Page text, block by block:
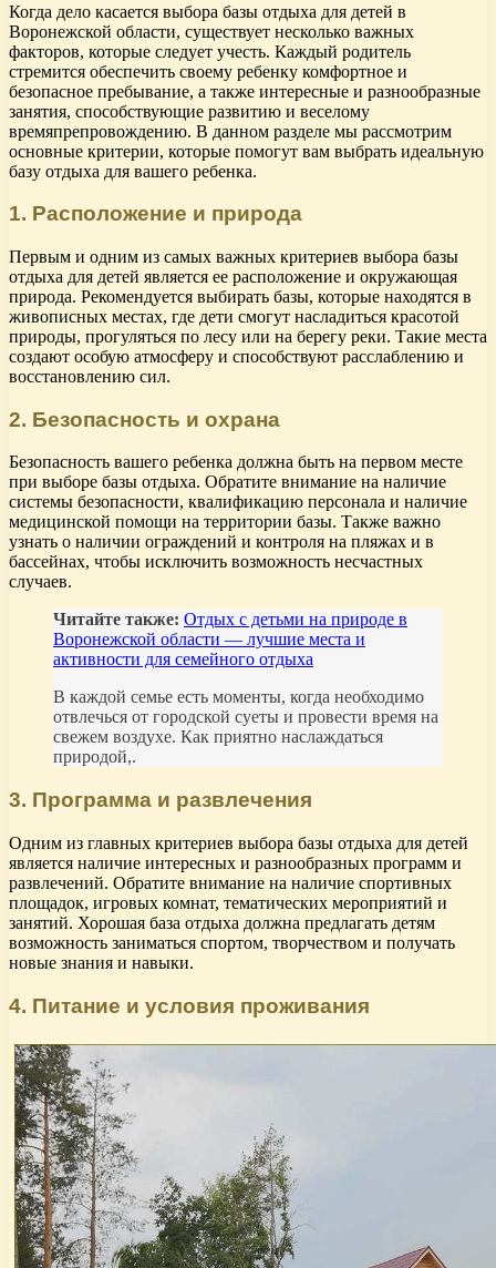
Когда дело касается выбора базы отдыха для детей в
Воронежской области, существует несколько важных
факторов, которые следует учесть. Каждый родитель
стремится обеспечить своему ребенку комфортное и
безопасное пребывание, а также интересные и разнообразные
занятия, способствующие развитию и веселому
времяпрепровождению. В данном разделе мы рассмотрим
основные критерии, которые помогут вам выбрать идеальную
базу отдыха для вашего ребенка.
1. Расположение и природа
Первым и одним из самых важных критериев выбора базы
отдыха для детей является ее расположение и окружающая
природа. Рекомендуется выбирать базы, которые находятся в
живописных местах, где дети смогут насладиться красотой
природы, прогуляться по лесу или на берегу реки. Такие места
создают особую атмосферу и способствуют расслаблению и
восстановлению сил.
2. Безопасность и охрана
Безопасность вашего ребенка должна быть на первом месте
при выборе базы отдыха. Обратите внимание на наличие
системы безопасности, квалификацию персонала и наличие
медицинской помощи на территории базы. Также важно
узнать о наличии ограждений и контроля на пляжах и в
бассейнах, чтобы исключить возможность несчастных
случаев.
Читайте также: Отдых с детьми на природе в
Воронежской области — лучшие места и
активности для семейного отдыха
В каждой семье есть моменты, когда необходимо
отвлечься от городской суеты и провести время на
свежем воздухе. Как приятно наслаждаться
природой,.
3. Программа и развлечения
Одним из главных критериев выбора базы отдыха для детей
является наличие интересных и разнообразных программ и
развлечений. Обратите внимание на наличие спортивных
площадок, игровых комнат, тематических мероприятий и
занятий. Хорошая база отдыха должна предлагать детям
возможность заниматься спортом, творчеством и получать
новые знания и навыки.
4. Питание и условия проживания